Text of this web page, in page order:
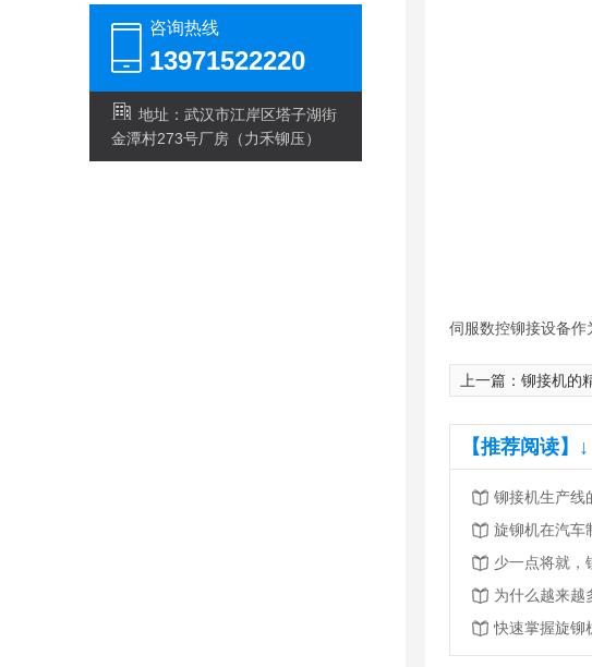
咨询热线
13971522220
地址：武汉市江岸区塔子湖街
金潭村273号厂房（力禾铆压）
伺服数控铆接设备作
上一篇： 铆接机的精
【推荐阅读】↓
铆接机生产线
旋铆机在汽车
少一点将就，
为什么越来越
快速掌握旋铆